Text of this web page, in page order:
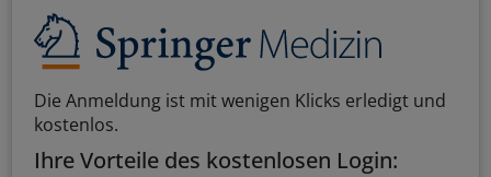
Die Anmeldung ist mit wenigen Klicks erledigt und
kostenlos.
Ihre Vorteile des kostenlosen Login: